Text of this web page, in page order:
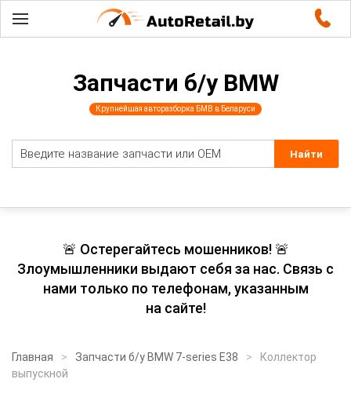
Запчасти б/у BMW
Крупнейшая авторазборка БМВ в Беларуси
🚨 Остерегайтесь мошенников! 🚨
Злоумышленники выдают себя за нас. Связь с
нами только по телефонам, указанным
на сайте!
Главная Запчасти б/у BMW 7-series E38
Коллектор
выпускной